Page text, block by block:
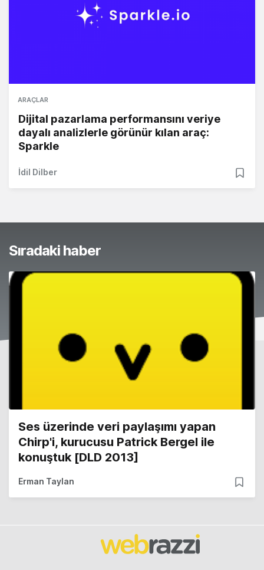
ARAÇLAR
Dijital pazarlama performansını veriye
dayalı analizlerle görünür kılan araç:
Sparkle
İdil Dilber
Sıradaki haber
Ses üzerinde veri paylaşımı yapan
Chirp'i, kurucusu Patrick Bergel ile
konuştuk [DLD 2013]
Erman Taylan